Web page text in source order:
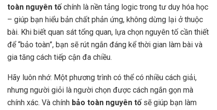
toàn nguyên tố chính là nền tảng logic trong tư duy hóa học
– giúp bạn hiểu bản chất phản ứng, không dừng lại ở thuộc
bài. Khi biết quan sát tổng quan, lựa chọn nguyên tố cần thiết
để “bảo toàn”, bạn sẽ rút ngắn đáng kể thời gian làm bài và
gia tăng cách tiếp cận đa chiều.
Hãy luôn nhớ: Một phương trình có thể có nhiều cách giải,
nhưng người giỏi là người chọn được cách ngắn gọn mà
chính xác. Và chính bảo toàn nguyên tố sẽ giúp bạn làm